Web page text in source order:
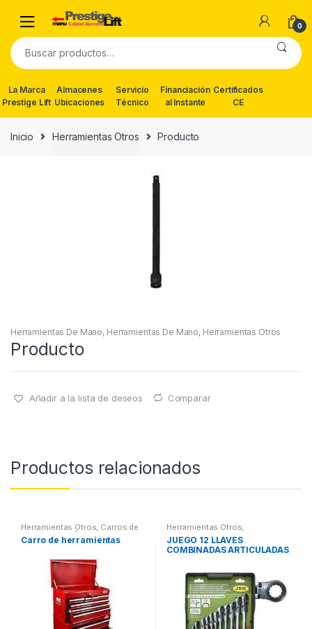
navigation
content
0
Buscar
por:
La Marca
Prestige Lift
Almacenes
Ubicaciones
Servicio
Técnico
Financiación
al Instante
Certificados
CE
Inicio Herramientas Otros Producto
Herramientas De Mano, Herramientas De Mano, Herramientas Otros
Producto
Añadir a la lista de deseos Comparar
Productos relacionados
Herramientas Otros, Carros de
Herramientas | Bancos
Carro de herramientas
Herramientas Otros,
Herramientas De Mano
Herramientas De Mano
JUEGO 12 LLAVES
COMBINADAS ARTICULADAS